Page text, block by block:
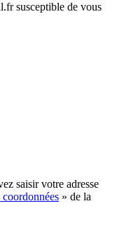
susceptible de vous
saisir votre adresse
coordonnées » de la